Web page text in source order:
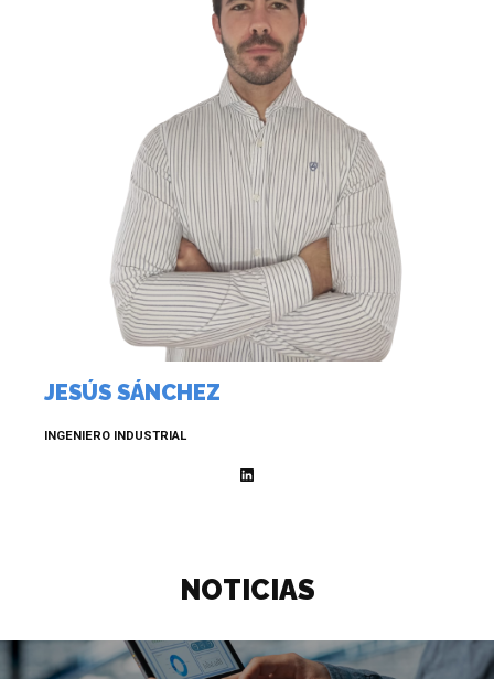
JESÚS SÁNCHEZ
INGENIERO INDUSTRIAL
NOTICIAS